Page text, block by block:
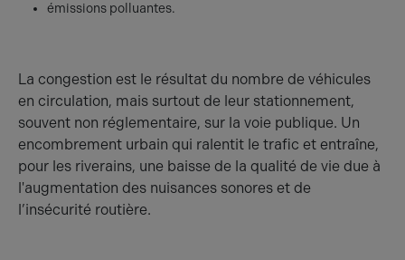
émissions polluantes.
La congestion est le résultat du nombre de véhicules
en circulation, mais surtout de leur stationnement,
souvent non réglementaire, sur la voie publique. Un
encombrement urbain qui ralentit le trafic et entraîne,
pour les riverains, une baisse de la qualité de vie due à
l'augmentation des nuisances sonores et de
l’insécurité routière.